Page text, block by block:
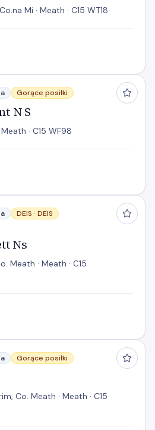
Mí · Meath · C15 WT18
Gorące posiłki
N S
· C15 WF98
DEIS · DEIS
Ns
Meath · Meath · C15
Gorące posiłki
Co. Meath · Meath · C15